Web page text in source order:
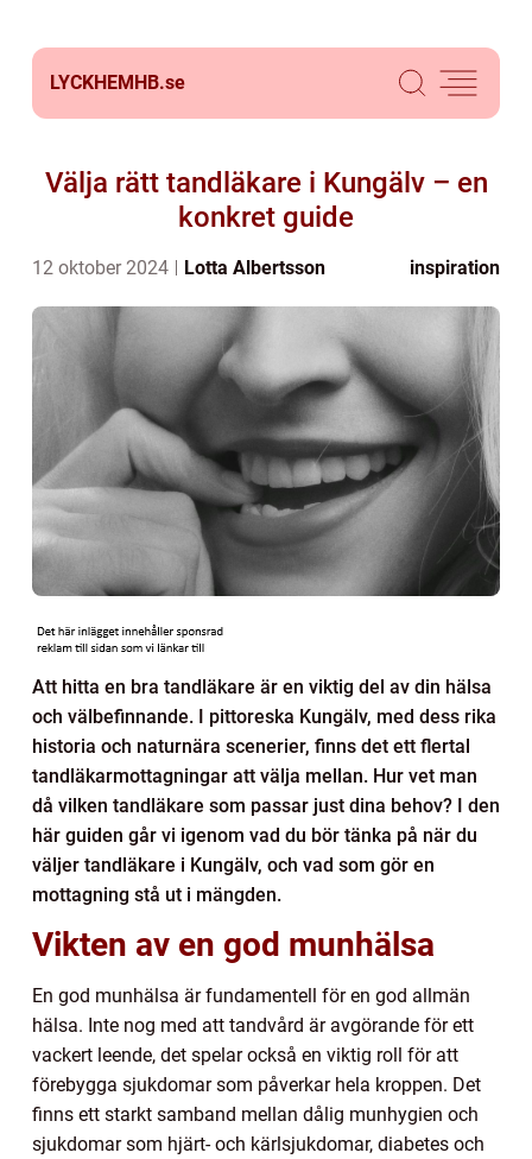
LYCKHEMHB.se
Välja rätt tandläkare i Kungälv – en
konkret guide
12 oktober 2024 Lotta Albertsson inspiration
Att hitta en bra tandläkare är en viktig del av din hälsa
och välbefinnande. I pittoreska Kungälv, med dess rika
historia och naturnära scenerier, finns det ett flertal
tandläkarmottagningar att välja mellan. Hur vet man
då vilken tandläkare som passar just dina behov? I den
här guiden går vi igenom vad du bör tänka på när du
väljer tandläkare i Kungälv, och vad som gör en
mottagning stå ut i mängden.
Vikten av en god munhälsa
En god munhälsa är fundamentell för en god allmän
hälsa. Inte nog med att tandvård är avgörande för ett
vackert leende, det spelar också en viktig roll för att
förebygga sjukdomar som påverkar hela kroppen. Det
finns ett starkt samband mellan dålig munhygien och
sjukdomar som hjärt- och kärlsjukdomar, diabetes och